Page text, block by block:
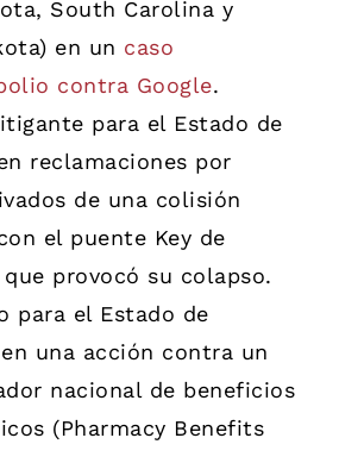
South Carolina y
en un caso
contra Google.
para el Estado de
reclamaciones por
de una colisión
el puente Key de
provocó su colapso.
para el Estado de
una acción contra un
nacional de beneficios
(Pharmacy Benefits